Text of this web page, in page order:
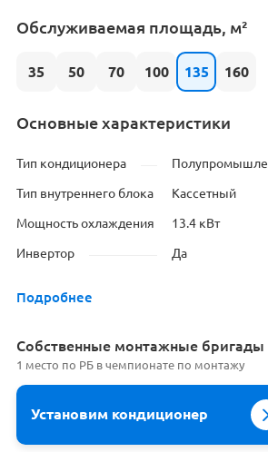
Обслуживаемая площадь, м²
35 50 70 100 135 160
Основные характеристики
Тип кондиционера
Тип внутреннего блока Кассетный
Мощность охлаждения 13.4 кВт
Инвертор Да
Подробнее
Cобственные монтажные бригады
1 место по РБ в чемпионате по монтажу
Установим кондиционер